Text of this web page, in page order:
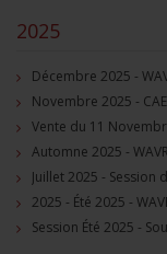
2025
Vente du 11
Session Été 2025 -